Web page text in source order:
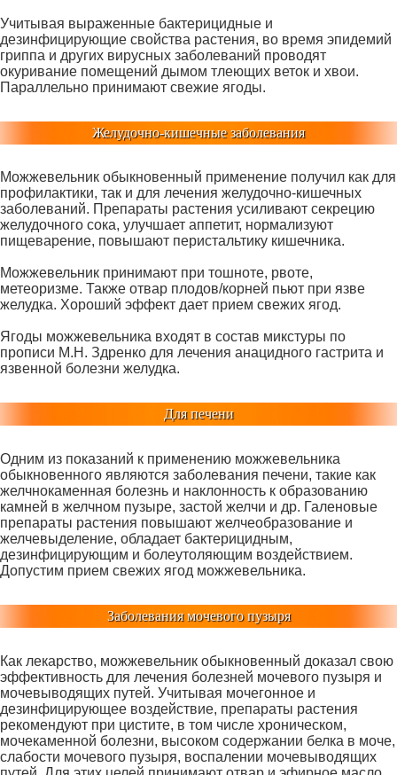
Учитывая выраженные бактерицидные и
дезинфицирующие свойства растения, во время эпидемий
гриппа и других вирусных заболеваний проводят
окуривание помещений дымом тлеющих веток и хвои.
Параллельно принимают свежие ягоды.
Желудочно-кишечные заболевания
Можжевельник обыкновенный применение получил как для
профилактики, так и для лечения желудочно-кишечных
заболеваний. Препараты растения усиливают секрецию
желудочного сока, улучшает аппетит, нормализуют
пищеварение, повышают перистальтику кишечника.
Можжевельник принимают при тошноте, рвоте,
метеоризме. Также отвар плодов/корней пьют при язве
желудка. Хороший эффект дает прием свежих ягод.
Ягоды можжевельника входят в состав микстуры по
прописи М.Н. Здренко для лечения анацидного гастрита и
язвенной болезни желудка.
Для печени
Одним из показаний к применению можжевельника
обыкновенного являются заболевания печени, такие как
желчнокаменная болезнь и наклонность к образованию
камней в желчном пузыре, застой желчи и др. Галеновые
препараты растения повышают желчеобразование и
желчевыделение, обладает бактерицидным,
дезинфицирующим и болеутоляющим воздействием.
Допустим прием свежих ягод можжевельника.
Заболевания мочевого пузыря
Как лекарство, можжевельник обыкновенный доказал свою
эффективность для лечения болезней мочевого пузыря и
мочевыводящих путей. Учитывая мочегонное и
дезинфицирующее воздействие, препараты растения
рекомендуют при цистите, в том числе хроническом,
мочекаменной болезни, высоком содержании белка в моче,
слабости мочевого пузыря, воспалении мочевыводящих